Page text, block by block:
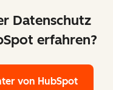
Datenschutz
erfahren?
von HubSpot